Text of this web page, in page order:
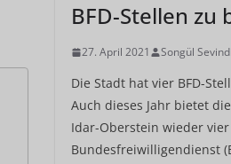
BFD-Stellen zu
27. April 2021 Songül
Die Stadt hat vier BFD-
Auch dieses Jahr bietet
Idar-Oberstein wieder
Bundesfreiwilligendienst